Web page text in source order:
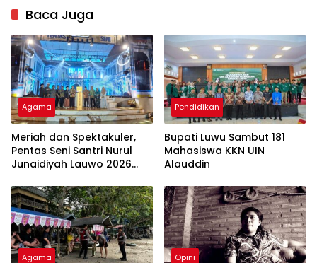
Baca Juga
Agama
Meriah dan Spektakuler,
Pentas Seni Santri Nurul
Junaidiyah Lauwo 2026
Pendidikan
Bupati Luwu Sambut 181
Mahasiswa KKN UIN
Alauddin
Agama Opini